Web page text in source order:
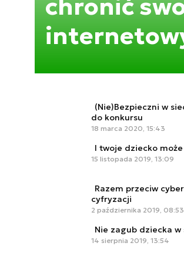
chronić
(Nie)Bezpieczni w
do konkursu
18 marca 2020, 15:43
I twoje dziecko
15 listopada 2019, 13:09
Razem przeciw
cyfryzacji
2 października 2019, 08:53
Nie zagub dziecka w
14 sierpnia 2019, 13:54